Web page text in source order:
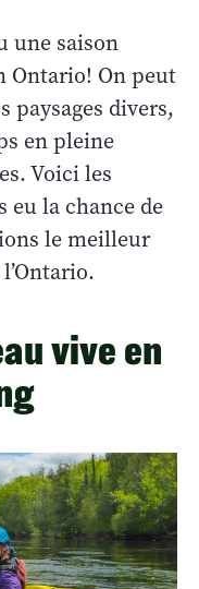
une saison
Ontario! On peut
paysages divers,
en pleine
Voici les
eu la chance de
le meilleur
vive en